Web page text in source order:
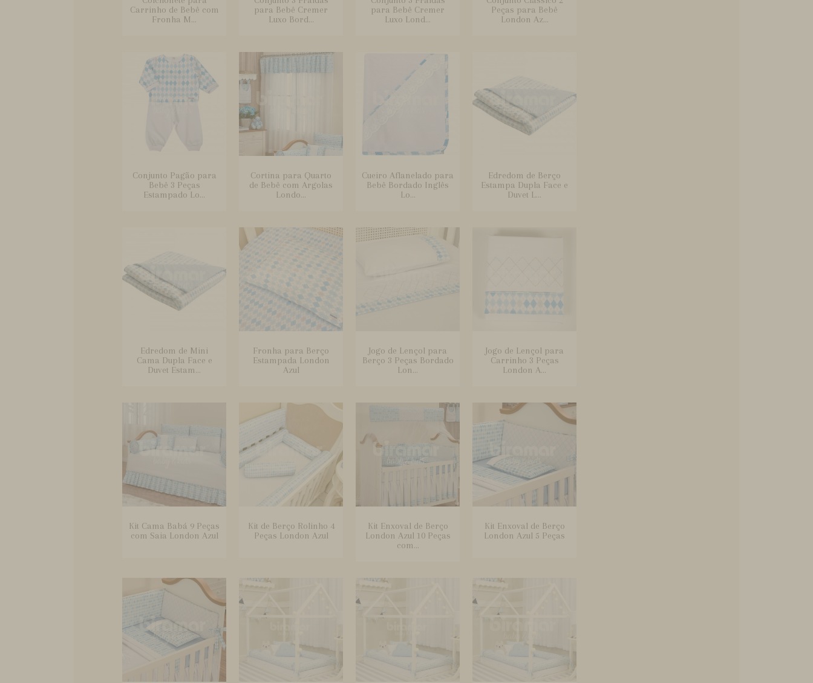
Carrinho de Bebê com
Fronha M...
para Bebê Cremer
Luxo Bord...
para Bebê Cremer
Luxo Lond...
Peças para Bebê
London Az...
Conjunto Pagão para
Bebê 3 Peças
Estampado Lo...
Cortina para Quarto
de Bebê com Argolas
Londo...
Cueiro Aflanelado para
Bebê Bordado Inglês
Lo...
Edredom de Berço
Estampa Dupla Face e
Duvet L...
Edredom de Mini
Cama Dupla Face e
Duvet Estam...
Fronha para Berço
Estampada London
Azul
Jogo de Lençol para
Berço 3 Peças Bordado
Lon...
Jogo de Lençol para
Carrinho 3 Peças
London A...
Kit Cama Babá 9 Peças
com Saia London Azul
Kit de Berço Rolinho 4
Peças London Azul
Kit Enxoval de Berço
London Azul 10 Peças
com...
Kit Enxoval de Berço
London Azul 5 Peças